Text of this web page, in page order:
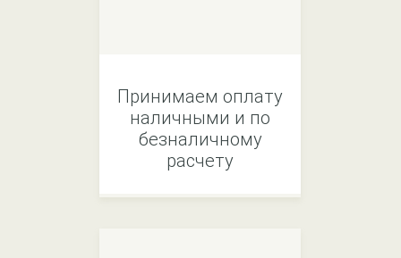
Принимаем оплату
наличными и по
безналичному
расчету